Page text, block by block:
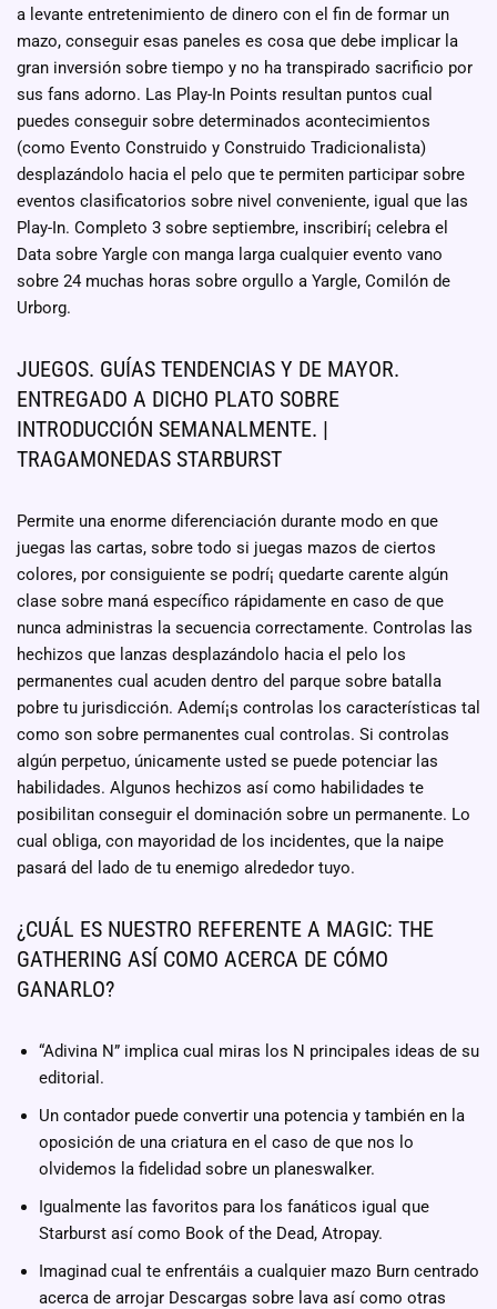
a levante entretenimiento de dinero con el fin de formar un
mazo, conseguir esas paneles es cosa que debe implicar la
gran inversión sobre tiempo y no ha transpirado sacrificio por
sus fans adorno. Las Play-In Points resultan puntos cual
puedes conseguir sobre determinados acontecimientos
(como Evento Construido y Construido Tradicionalista)
desplazándolo hacia el pelo que te permiten participar sobre
eventos clasificatorios sobre nivel conveniente, igual que las
Play-In. Completo 3 sobre septiembre, inscribirí¡ celebra el
Data sobre Yargle con manga larga cualquier evento vano
sobre 24 muchas horas sobre orgullo a Yargle, Comilón de
Urborg.
JUEGOS. GUÍAS TENDENCIAS Y DE MAYOR.
ENTREGADO A DICHO PLATO SOBRE
INTRODUCCIÓN SEMANALMENTE. |
TRAGAMONEDAS STARBURST
Permite una enorme diferenciación durante modo en que
juegas las cartas, sobre todo si juegas mazos de ciertos
colores, por consiguiente se podrí¡ quedarte carente algún
clase sobre maná específico rápidamente en caso de que
nunca administras la secuencia correctamente. Controlas las
hechizos que lanzas desplazándolo hacia el pelo los
permanentes cual acuden dentro del parque sobre batalla
pobre tu jurisdicción. Ademí¡s controlas los características tal
como son sobre permanentes cual controlas. Si controlas
algún perpetuo, únicamente usted se puede potenciar las
habilidades. Algunos hechizos así­ como habilidades te
posibilitan conseguir el dominación sobre un permanente. Lo
cual obliga, con mayoridad de los incidentes, que la naipe
pasará del lado de tu enemigo alrededor tuyo.
¿CUÁL ES NUESTRO REFERENTE A MAGIC: THE
GATHERING ASÍ­ COMO ACERCA DE CÓMO
GANARLO?
“Adivina N” implica cual miras los N principales ideas de su
editorial.
Un contador puede convertir una potencia y también en la
oposición de una criatura en el caso de que nos lo
olvidemos la fidelidad sobre un planeswalker.
Igualmente las favoritos para los fanáticos igual que
Starburst así­ como Book of the Dead, Atropay.
Imaginad cual te enfrentáis a cualquier mazo Burn centrado
acerca de arrojar Descargas sobre lava así­ como otras